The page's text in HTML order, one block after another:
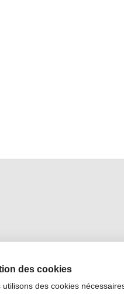
des cookies
utilisons des cookies